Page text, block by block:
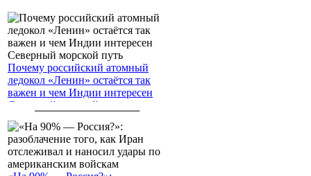
Почему российский атомный
ледокол «Ленин» остаётся так
важен и чем Индии интересен
Северный морской путь